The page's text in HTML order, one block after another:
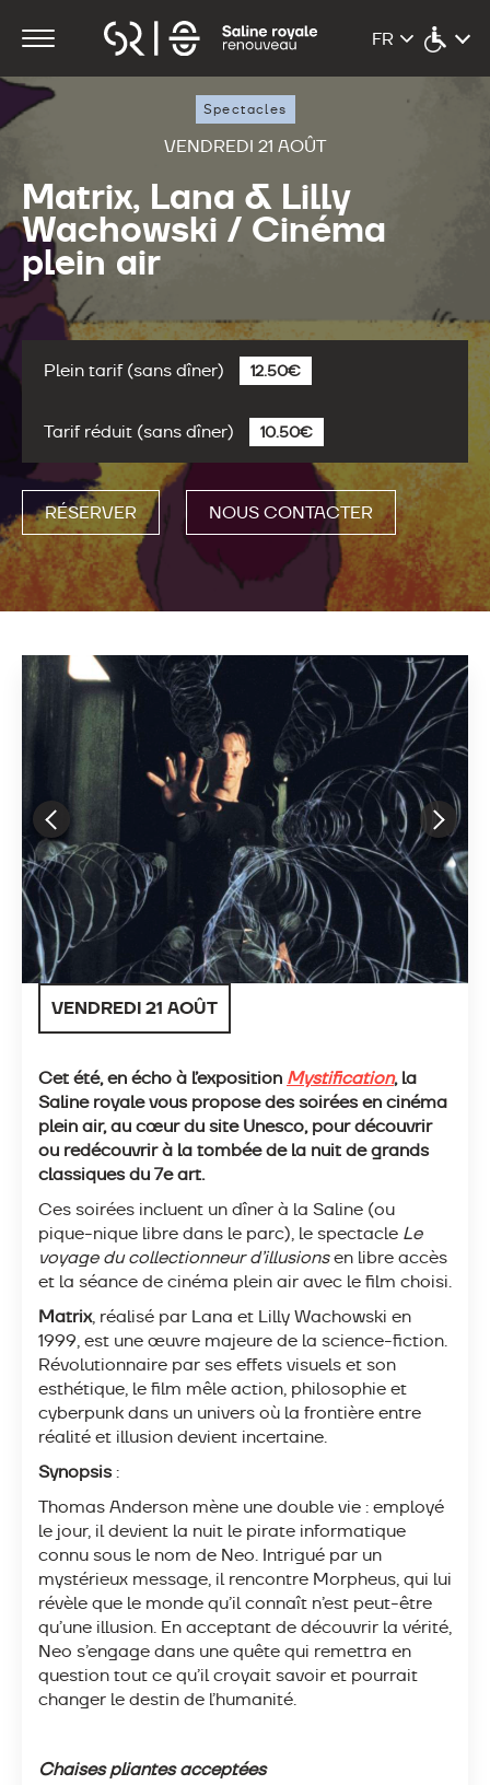
Spectacles
VENDREDI 21 AOÛT
Matrix, Lana & Lilly
Wachowski / Cinéma
plein air
Plein tarif (sans dîner) 12.50€
Tarif réduit (sans dîner) 10.50€
RÉSERVER NOUS CONTACTER
VENDREDI 21 AOÛT
Cet été, en écho à l’exposition Mystification, la
Saline royale vous propose des soirées en cinéma
plein air, au cœur du site Unesco, pour découvrir
ou redécouvrir à la tombée de la nuit de grands
classiques du 7e art.
Ces soirées incluent un dîner à la Saline (ou
pique-nique libre dans le parc), le spectacle Le
voyage du collectionneur d’illusionsen libre accès
et la séance de cinéma plein air avec le film choisi.
Matrix, réalisé par Lana et Lilly Wachowski en
1999, est une œuvre majeure de la science-fiction.
Révolutionnaire par ses effets visuels et son
esthétique, le film mêle action, philosophie et
cyberpunk dans un univers où la frontière entre
réalité et illusion devient incertaine.
Synopsis:
Thomas Anderson mène une double vie : employé
le jour, il devient la nuit le pirate informatique
connu sous le nom de Neo. Intrigué par un
mystérieux message, il rencontre Morpheus, qui lui
révèle que le monde qu’il connaît n’est peut-être
qu’une illusion. En acceptant de découvrir la vérité,
Neo s’engage dans une quête qui remettra en
question tout ce qu’il croyait savoir et pourrait
changer le destin de l’humanité.
Chaises pliantes acceptées